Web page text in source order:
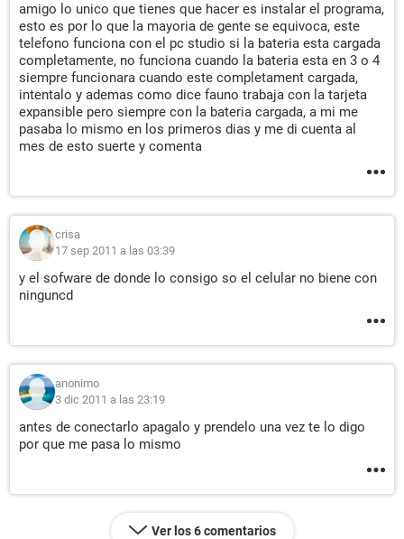
amigo lo unico que tienes que hacer es instalar el programa,
esto es por lo que la mayoria de gente se equivoca, este
telefono funciona con el pc studio si la bateria esta cargada
completamente, no funciona cuando la bateria esta en 3 o 4
siempre funcionara cuando este completament cargada,
intentalo y ademas como dice fauno trabaja con la tarjeta
expansible pero siempre con la bateria cargada, a mi me
pasaba lo mismo en los primeros dias y me di cuenta al
mes de esto suerte y comenta
crisa
17 sep 2011 a las 03:39
y el sofware de donde lo consigo so el celular no biene con
ninguncd
anonimo
3 dic 2011 a las 23:19
antes de conectarlo apagalo y prendelo una vez te lo digo
por que me pasa lo mismo
Ver los 6 comentarios